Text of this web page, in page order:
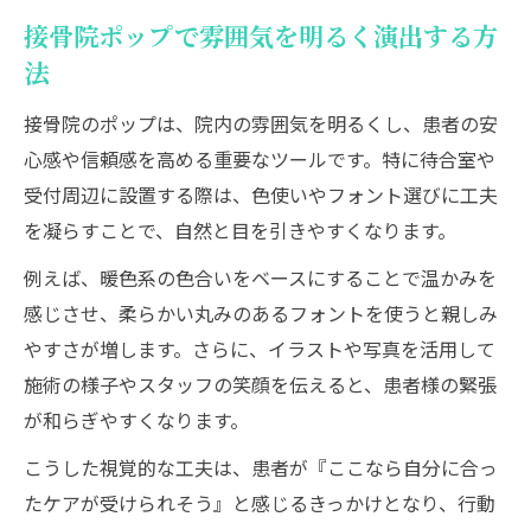
例
整体チラシテンプレート無料で行動を誘導
鍼灸院チラシテンプレートの応用事例紹介
接骨院掲示物で予約率を高める実践アイデ
伝わる接骨院ポップを作るコツを紹介
接骨院ポップのキャッチコピー作成術とは
整骨院フリー素材を使った伝わる表現方法
患者の目線で考える接骨院情報整理のコツ
ポスターやチラシで施術内容を明快に伝え
る
接骨院ポップで雰囲気を明るく演出する方
法
接骨院のポップは、院内の雰囲気を明るくし、患者の安
心感や信頼感を高める重要なツールです。特に待合室や
受付周辺に設置する際は、色使いやフォント選びに工夫
を凝らすことで、自然と目を引きやすくなります。
例えば、暖色系の色合いをベースにすることで温かみを
感じさせ、柔らかい丸みのあるフォントを使うと親しみ
やすさが増します。さらに、イラストや写真を活用して
施術の様子やスタッフの笑顔を伝えると、患者様の緊張
が和らぎやすくなります。
こうした視覚的な工夫は、患者が『ここなら自分に合っ
たケアが受けられそう』と感じるきっかけとなり、行動